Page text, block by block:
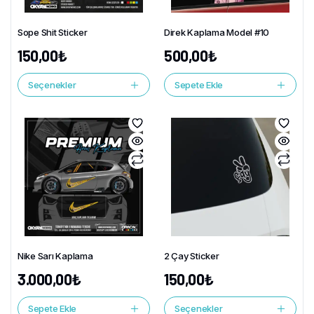
Sope Shit Sticker
150,00₺
Seçenekler
Direk Kaplama Model #10
500,00₺
Sepete Ekle
Nike Sarı Kaplama
3.000,00₺
Sepete Ekle
2 Çay Sticker
150,00₺
Seçenekler